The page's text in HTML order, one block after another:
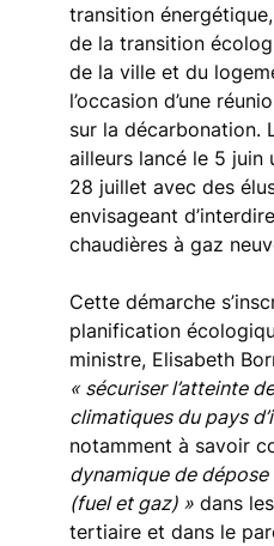
transition
de la transition
de la ville et du
l’occasion d’une
sur la décarbonation.
ailleurs lancé le 5 juin
28 juillet avec des
envisageant
chaudières à gaz
Cette démarche
planification
ministre, Elisabeth
« sécuriser l’atteinte
climatiques du pays
notamment à savoir
dynamique de
(fuel et gaz) »dans
tertiaire et dans le